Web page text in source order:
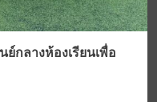
กลางห้องเรียนเพื่อ